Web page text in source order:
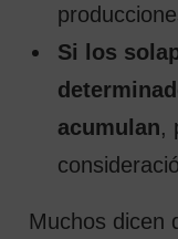
Si los
acumulan,
Muchos dicen